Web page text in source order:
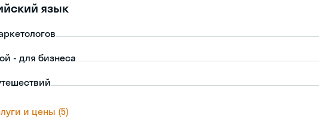
язык
- для бизнеса
и цены (5)